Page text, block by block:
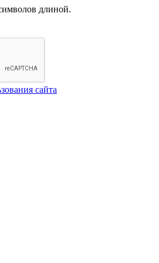
длиной.
сайта